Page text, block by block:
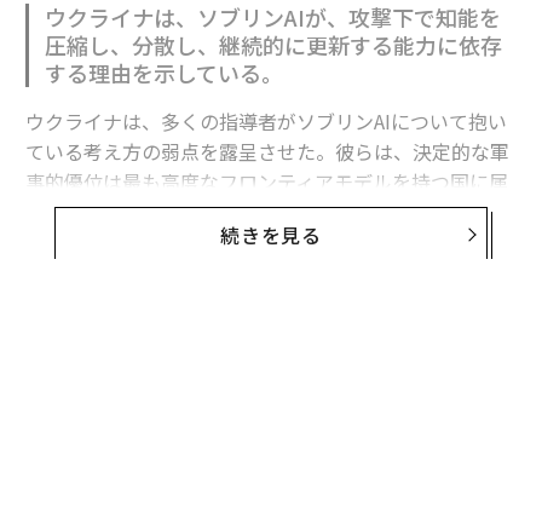
ウクライナは、ソブリンAIが、攻撃下で知能を
圧縮し、分散し、継続的に更新する能力に依存
する理由を示している。
ウクライナは、多くの指導者がソブリンAIについて抱い
ている考え方の弱点を露呈させた。彼らは、決定的な軍
事的優位は最も高度なフロンティアモデルを持つ国に属
すると想定している。
続きを見る